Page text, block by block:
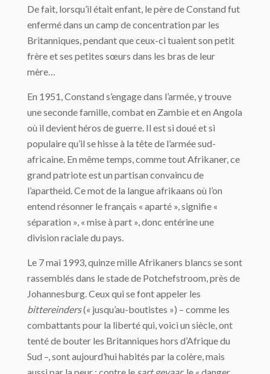
De fait, lorsqu’il était enfant, le père de Constand fut
enfermé dans un camp de concentration par les
Britanniques, pendant que ceux-ci tuaient son petit
frère et ses petites sœurs dans les bras de leur
mère…
En 1951, Constand s’engage dans l’armée, y trouve
une seconde famille, combat en Zambie et en Angola
où il devient héros de guerre. Il est si doué et si
populaire qu’il se hisse à la tête de l’armée sud-
africaine. En même temps, comme tout Afrikaner, ce
grand patriote est un partisan convaincu de
l’apartheid. Ce mot de la langue afrikaans où l’on
entend résonner le français « aparté », signifie «
séparation », « mise à part », donc entérine une
division raciale du pays.
Le 7 mai 1993, quinze mille Afrikaners blancs se sont
rassemblés dans le stade de Potchefstroom, près de
Johannesburg. Ceux qui se font appeler les
bittereinders(« jusqu’au-boutistes ») – comme les
combattants pour la liberté qui, voici un siècle, ont
tenté de bouter les Britanniques hors d’Afrique du
Sud –, sont aujourd’hui habités par la colère, mais